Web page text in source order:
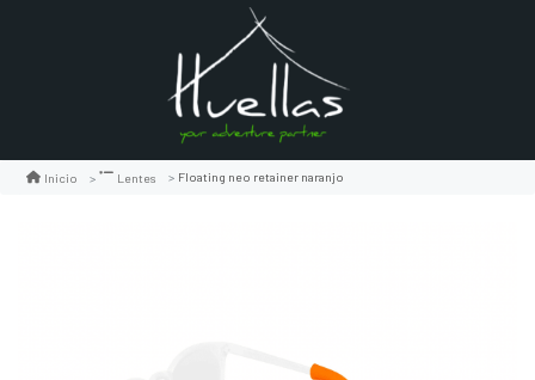
Inicio Lentes Floating neo retainer naranjo